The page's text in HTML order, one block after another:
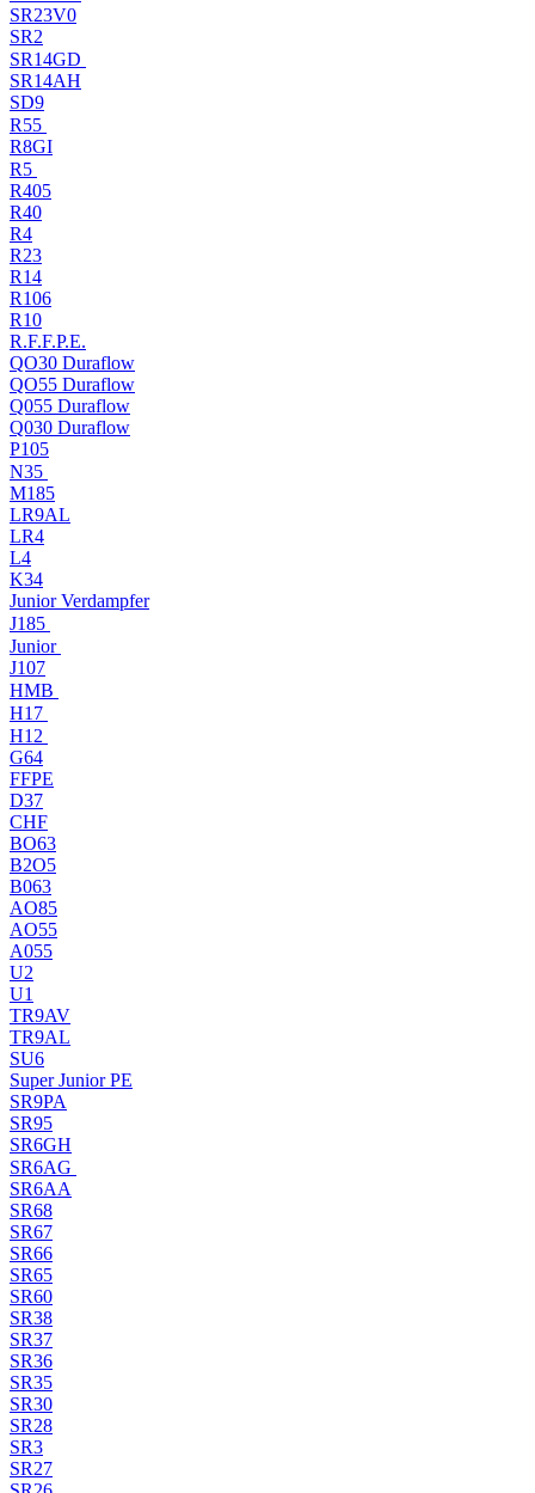
SR23V0
SR2
SR14GD
SR14AH
SD9
R55
R8GI
R5
R405
R40
R4
R23
R14
R106
R10
R.F.F.P.E.
QO30 Duraflow
QO55 Duraflow
Q055 Duraflow
Q030 Duraflow
P105
N35
M185
LR9AL
LR4
L4
K34
Junior Verdampfer
J185
Junior
J107
HMB
H17
H12
G64
FFPE
D37
CHF
BO63
B2O5
B063
AO85
AO55
A055
U2
U1
TR9AV
TR9AL
SU6
Super Junior PE
SR9PA
SR95
SR6GH
SR6AG
SR6AA
SR68
SR67
SR66
SR65
SR60
SR38
SR37
SR36
SR35
SR30
SR28
SR3
SR27